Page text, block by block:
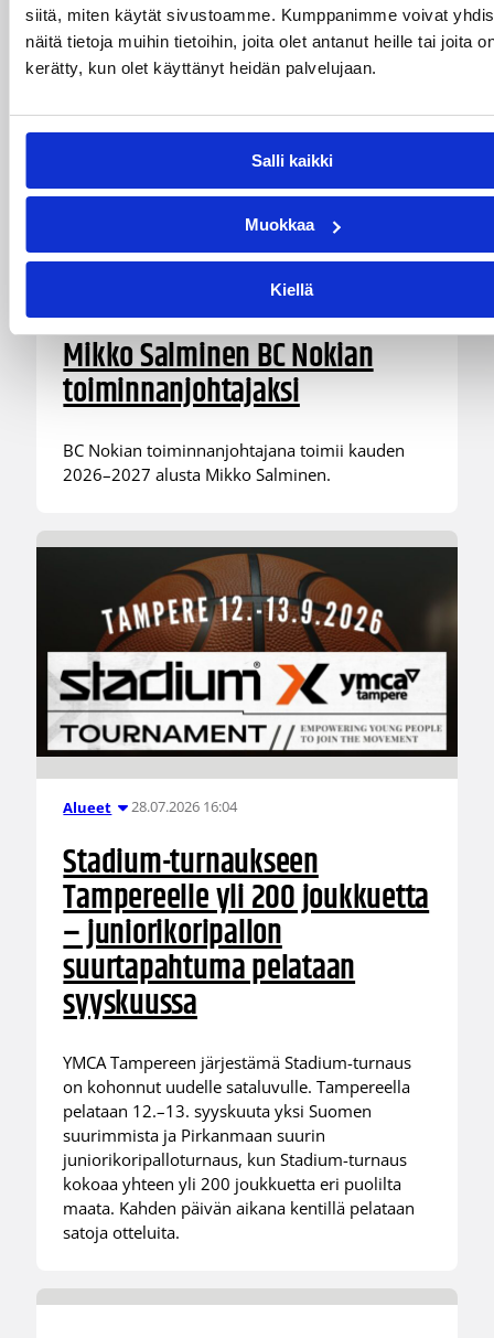
siitä, miten käytät sivustoamme. Kumppanimme voivat
näitä tietoja muihin tietoihin, joita olet antanut heille tai joita
kerätty, kun olet käyttänyt heidän palvelujaan.
Salli kaikki
Muokkaa
Kiellä
Mikko Salminen BC Nokian
toiminnanjohtajaksi
BC Nokian toiminnanjohtajana toimii kauden
2026–2027 alusta Mikko Salminen.
Alueet 28.07.2026 16:04
Stadium-turnaukseen
Tampereelle yli 200 joukkuetta
– juniorikoripallon
suurtapahtuma pelataan
syyskuussa
YMCA Tampereen järjestämä Stadium-turnaus
on kohonnut uudelle sataluvulle. Tampereella
pelataan 12.–13. syyskuuta yksi Suomen
suurimmista ja Pirkanmaan suurin
juniorikoripalloturnaus, kun Stadium-turnaus
kokoaa yhteen yli 200 joukkuetta eri puolilta
maata. Kahden päivän aikana kentillä pelataan
satoja otteluita.